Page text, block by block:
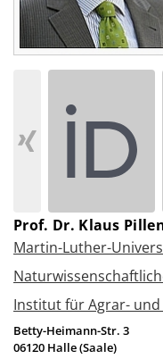
Prof. Dr. Klaus
Martin-Luther-
Institut für Agrar-
Betty-Heimann-Str. 3
06120 Halle (Saale)